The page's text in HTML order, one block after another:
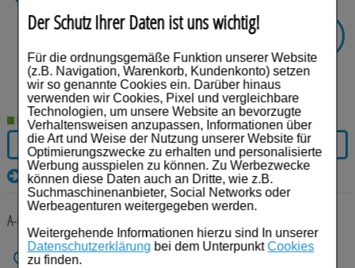
Der Schutz Ihrer Daten ist uns wichtig!
Für die ordnungsgemäße Funktion unserer Website
(z.B. Navigation, Warenkorb, Kundenkonto) setzen
wir so genannte Cookies ein. Darüber hinaus
verwenden wir Cookies, Pixel und vergleichbare
Technologien, um unsere Website an bevorzugte
Verhaltensweisen anzupassen, Informationen über
die Art und Weise der Nutzung unserer Website für
Optimierungszwecke zu erhalten und personalisierte
Werbung ausspielen zu können. Zu Werbezwecke
können diese Daten auch an Dritte, wie z.B.
Suchmaschinenanbieter, Social Networks oder
Werbeagenturen weitergegeben werden.
Weitergehende Informationen hierzu sind In unserer
Datenschutzerklärung bei dem UnterpunktCookies
zu finden.
Magen/Darm & Leber/Galle
Schmerzen
Für Kinder
Für Ihn
Für Sie
Schwangerschaft & Stillzeit
Homöopathie, Schüsslersalze & Bachblüten Original
Raucherentwöhnung
Einheit:
Darreichungsform: Spray
UVP: 15,90€³
12,56€¹
125,60 € pro 1 l
SIE SPAREN
Lieferzeit 2-5 Werktage
IN DEN WARENKORB
Details
A-DERMA BASISLINE Intensiv Repair Handcreme
Anbieter: PIERRE FABRE DERMO